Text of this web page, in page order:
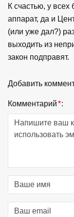
К счастью, у
аппарат, да и
(или уже дал?)
выходить из
закон подправят.
Добавить
Комментарий*: